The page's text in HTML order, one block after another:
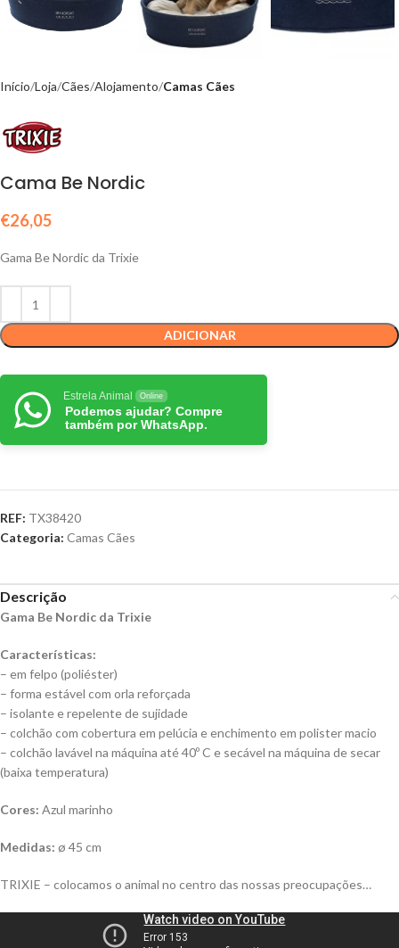
Início Loja Cães Alojamento Camas Cães
Cama Be Nordic
€26,05
Gama Be Nordic da Trixie
ADICIONAR
Estrela Animal Online
Podemos ajudar? Compre
também por WhatsApp.
REF: TX38420
Categoria: Camas Cães
Descrição
Gama Be Nordic da Trixie
Características:
– em felpo (poliéster)
– forma estável com orla reforçada
– isolante e repelente de sujidade
– colchão com cobertura em pelúcia e enchimento em polister macio
– colchão lavável na máquina até 40º C e secável na máquina de secar
(baixa temperatura)
Cores: Azul marinho
Medidas: ø 45 cm
TRIXIE – colocamos o animal no centro das nossas preocupações…